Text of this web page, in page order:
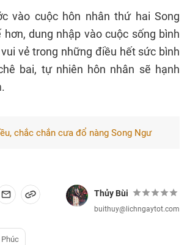
vào cuộc hôn nhân thứ hai Song
dung nhập vào cuộc sống bình
vẻ trong những điều hết sức bình
bai, tự nhiên hôn nhân sẽ hạnh
chắc chắn cưa đổ nàng Song Ngư
Thủy Bùi
buithuy@lichngaytot.com
Phúc